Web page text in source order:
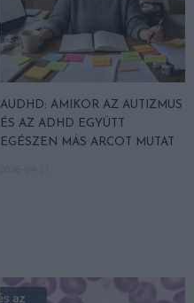
AUDHD: AMIKOR AZ AUTIZMUS
ÉS AZ ADHD EGYÜTT
EGÉSZEN MÁS ARCOT MUTAT